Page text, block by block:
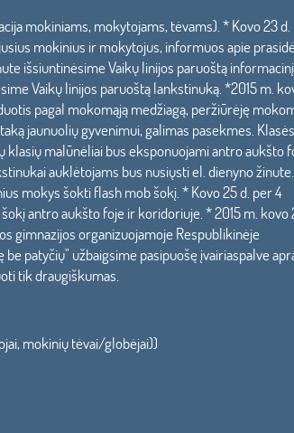
mokiniams, mokytojams, tėvams). * Kovo 23
mokinius ir mokytojus, informuos apie
išsiuntinėsime Vaikų linijos paruoštą informacinį
Vaikų linijos paruoštą lankstinuką. *2015 m.
pagal mokomąją medžiagą, peržiūrėję
jaunuolių gyvenimui, galimas pasekmes. Klasės
klasių malūnėliai bus eksponuojami antro aukšto
auklėtojams bus nusiųsti el. dienyno
mokys šokti flash mob šokį. * Kovo 25 d. per 4
antro aukšto foje ir koridoriuje. * 2015 m. kovo
gimnazijos organizuojamoje Respublikinėje
patyčių" užbaigsime pasipuošę įvairiaspalve
tik draugiškumas.
mokinių tėvai/globėjai))